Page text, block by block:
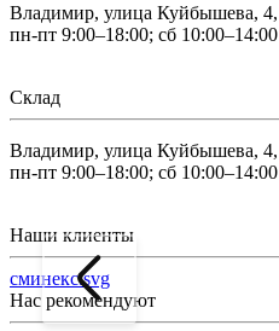
Владимир, улица Куйбышева, 4,
пн-пт 9:00–18:00; сб 10:00–14:00
Склад
Владимир, улица Куйбышева, 4,
пн-пт 9:00–18:00; сб 10:00–14:00
Наши клиенты
сминекс.svg
Нас рекомендуют